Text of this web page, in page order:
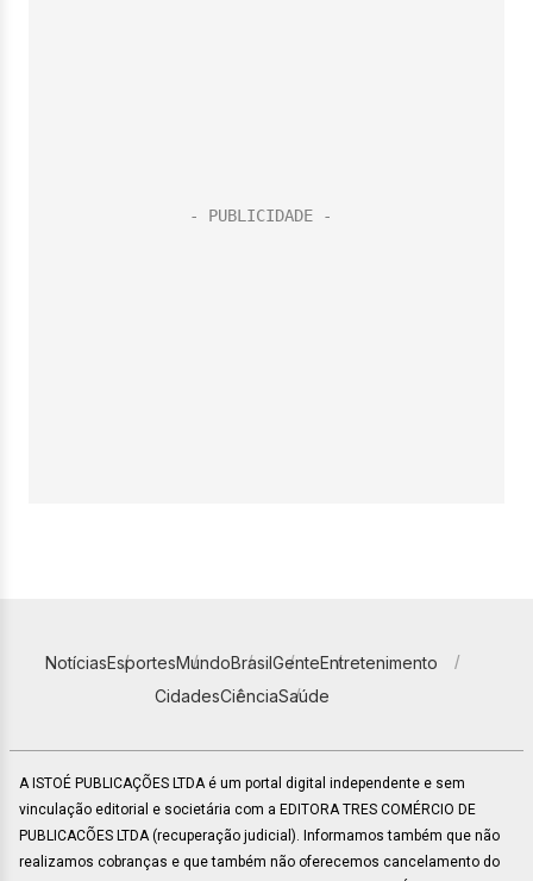
NotíciasEsportesMundoBrasilGenteEntretenimento
CidadesCiênciaSaúde
A ISTOÉ PUBLICAÇÕES LTDA é um portal digital independente e sem
vinculação editorial e societária com a EDITORA TRES COMÉRCIO DE
PUBLICACÕES LTDA (recuperação judicial). Informamos também que não
realizamos cobranças e que também não oferecemos cancelamento do